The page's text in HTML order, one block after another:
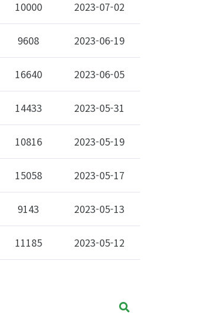
10000 2023-07-02
9608 2023-06-19
16640 2023-06-05
14433 2023-05-31
10816 2023-05-19
15058 2023-05-17
9143 2023-05-13
11185 2023-05-12